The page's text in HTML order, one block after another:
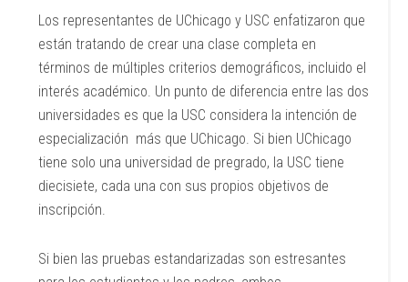
Los representantes de UChicago y USC enfatizaron que
están tratando de crear una clase completa en
términos de múltiples criterios demográficos, incluido el
interés académico. Un punto de diferencia entre las dos
universidades es que la USC considera la intención de
especialización más que UChicago. Si bien UChicago
tiene solo una universidad de pregrado, la USC tiene
diecisiete, cada una con sus propios objetivos de
inscripción.
Si bien las pruebas estandarizadas son estresantes